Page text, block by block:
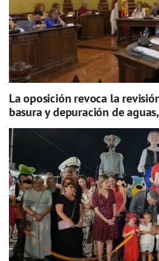
La oposición revoca la
basura y depuración de